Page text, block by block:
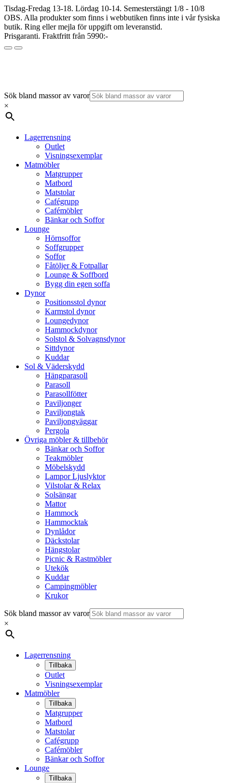
Tisdag-Fredag 13-18. Lördag 10-14. Semesterstängt 1/8 - 10/8
OBS. Alla produkter som finns i webbutiken finns inte i vår fysiska
butik. Ring eller mejla för uppgift om leveranstid.
Prisgaranti. Fraktfritt från 5990:-
Sök bland massor av varor
×
Lagerrensning
Outlet
Visningsexemplar
Matmöbler
Matgrupper
Matbord
Matstolar
Cafégrupp
Cafémöbler
Bänkar och Soffor
Lounge
Hörnsoffor
Soffgrupper
Soffor
Fåtöljer & Fotpallar
Lounge & Soffbord
Bygg din egen soffa
Dynor
Positionsstol dynor
Karmstol dynor
Loungedynor
Hammockdynor
Solstol & Solvagnsdynor
Sittdynor
Kuddar
Sol & Väderskydd
Hängparasoll
Parasoll
Parasollfötter
Paviljonger
Paviljongtak
Paviljongväggar
Pergola
Övriga möbler & tillbehör
Bänkar och Soffor
Teakmöbler
Möbelskydd
Lampor Ljuslyktor
Vilstolar & Relax
Solsängar
Mattor
Hammock
Hammocktak
Dynlådor
Däckstolar
Hängstolar
Picnic & Rastmöbler
Utekök
Kuddar
Campingmöbler
Krukor
Sök bland massor av varor
×
Lagerrensning
Tillbaka
Outlet
Visningsexemplar
Matmöbler
Tillbaka
Matgrupper
Matbord
Matstolar
Cafégrupp
Cafémöbler
Bänkar och Soffor
Lounge
Tillbaka